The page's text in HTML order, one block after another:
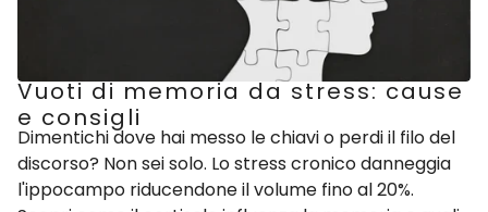
Vuoti di memoria da stress: cause
e consigli
Dimentichi dove hai messo le chiavi o perdi il filo del
discorso? Non sei solo. Lo stress cronico danneggia
l'ippocampo riducendone il volume fino al 20%.